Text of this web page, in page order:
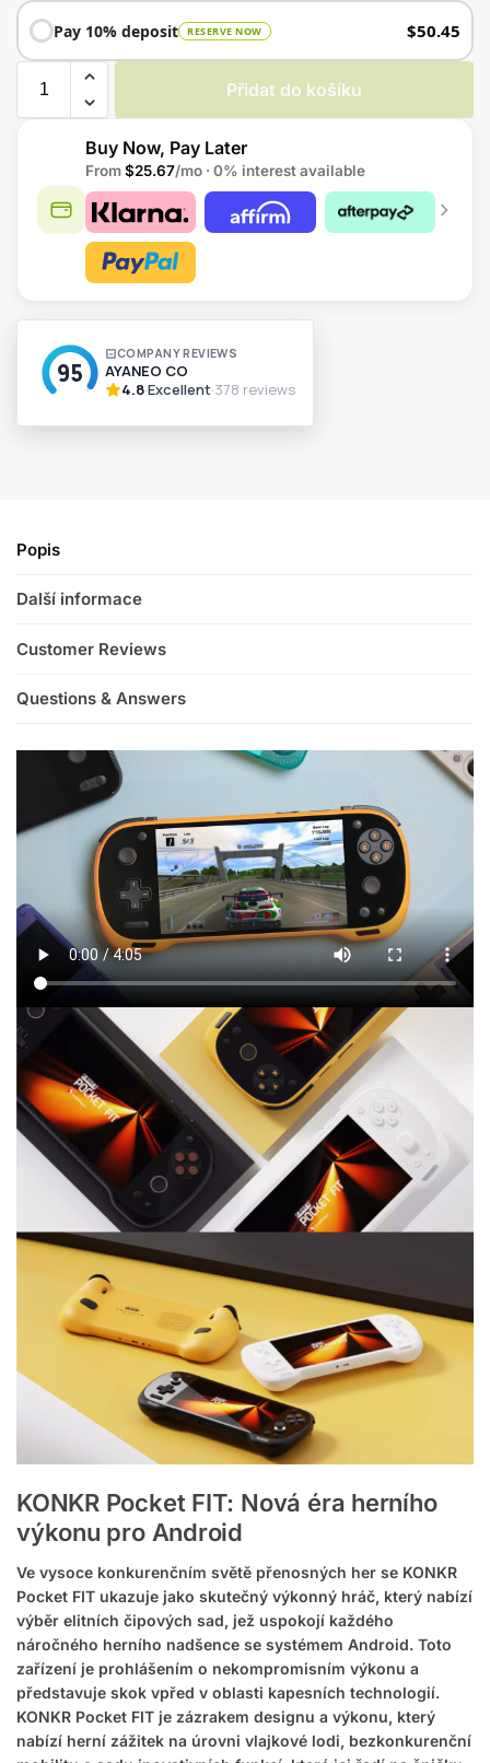
Pay 10% deposit RESERVE NOW $50.45
Přidat do košíku
Buy Now, Pay Later
From$25.67/mo · 0% interest available
e
Popis
Další informace
Customer Reviews
Questions & Answers
KONKR Pocket FIT: Nová éra herního
výkonu pro Android
Ve vysoce konkurenčním světě přenosných her se KONKR
Pocket FIT ukazuje jako skutečný výkonný hráč, který nabízí
výběr elitních čipových sad, jež uspokojí každého
náročného herního nadšence se systémem Android. Toto
zařízení je prohlášením o nekompromisním výkonu a
představuje skok vpřed v oblasti kapesních technologií.
KONKR Pocket FIT je zázrakem designu a výkonu, který
nabízí herní zážitek na úrovni vlajkové lodi, bezkonkurenční